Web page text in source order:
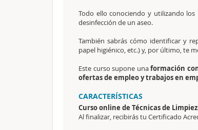
Todo ello conociendo y utilizando los
desinfección de un aseo.
También sabrás cómo identificar y
papel higiénico, etc.) y, por último, te
Este curso supone unaformación
ofertas de empleo y trabajos en
CARACTERÍSTICAS
Curso online de Técnicas de
Al finalizar, recibirás tu Certificado